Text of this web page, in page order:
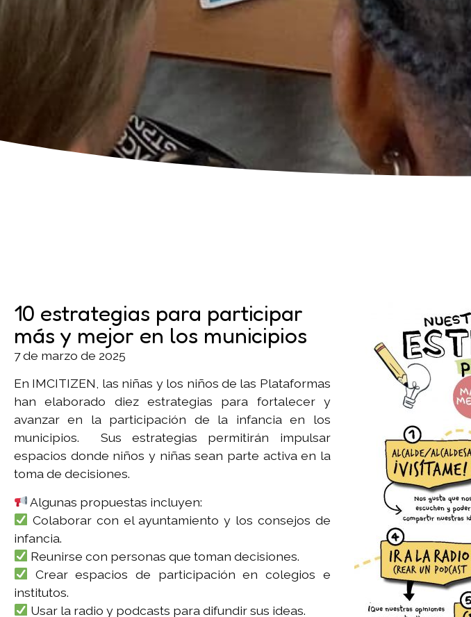
10 estrategias para participar
más y mejor en los municipios
7 de marzo de 2025
En IMCITIZEN, las niñas y los niños de las Plataformas
han elaborado diez estrategias para fortalecer y
avanzar en la participación de la infancia en los
municipios. Sus estrategias permitirán impulsar
espacios donde niños y niñas sean parte activa en la
toma de decisiones.
Algunas propuestas incluyen:
Colaborar con el ayuntamiento y los consejos de
infancia.
Reunirse con personas que toman decisiones.
Crear espacios de participación en colegios e
institutos.
Usar la radio y podcasts para difundir sus ideas.